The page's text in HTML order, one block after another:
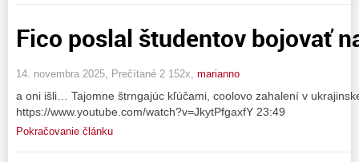
Fico poslal študentov bojovať
14. novembra 2025, Prečítané 2 152x, marianno
a oni išli… Tajomne štrngajúc kľúčami, coolovo zahalení v
https://www.youtube.com/watch?v=JkytPfgaxfY 23:49
Pokračovanie článku